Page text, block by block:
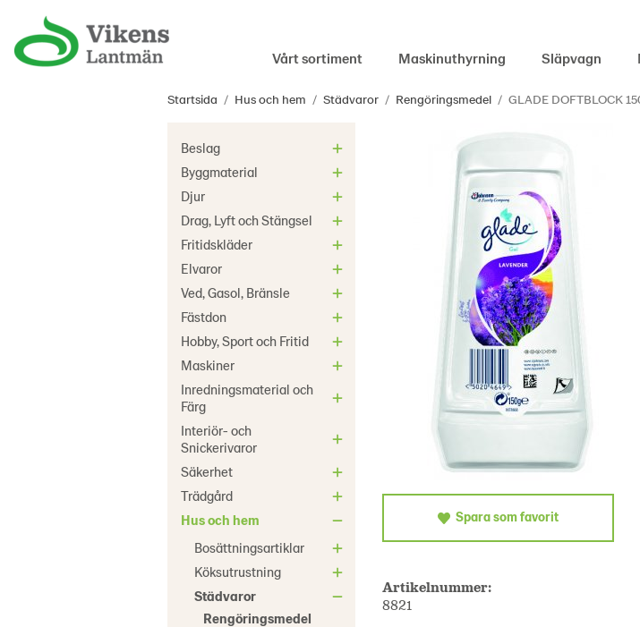
Vårt sortiment Maskinuthyrning Släpvagn
Startsida / Hus och hem / Städvaror / Rengöringsmedel / GLADE DOFTBLOCK
Beslag
Byggmaterial
Djur
Drag, Lyft och Stängsel
Fritidskläder
Elvaror
Ved, Gasol, Bränsle
Fästdon
Hobby, Sport och Fritid
Maskiner
Inredningsmaterial och
Färg
Interiör- och
Snickerivaror
Säkerhet
Trädgård
Hus och hem
Bosättningsartiklar
Köksutrustning
Städvaror
Rengöringsmedel
Spara som favorit
Artikelnummer:
8821